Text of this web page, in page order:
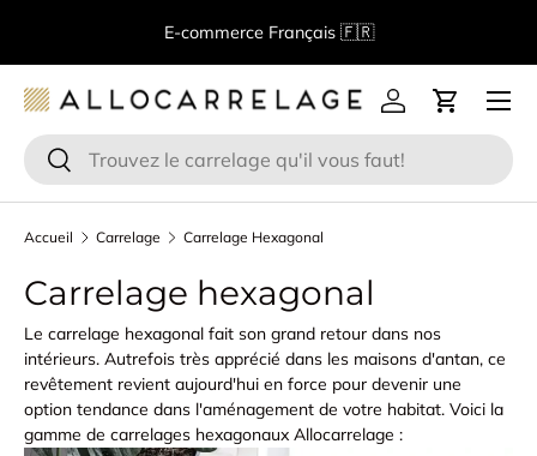
Aller au contenu
Spécialiste de la vente en
ligne de carrelage
Recherche
Rechercher
Se connecter
Panier
Menu
Accueil Carrelage Carrelage Hexagonal
Carrelage hexagonal
Le carrelage hexagonal fait son grand retour dans nos
intérieurs. Autrefois très apprécié dans les maisons d'antan, ce
revêtement revient aujourd'hui en force pour devenir une
option tendance dans l'aménagement de votre habitat. Voici la
gamme de carrelages hexagonaux Allocarrelage :